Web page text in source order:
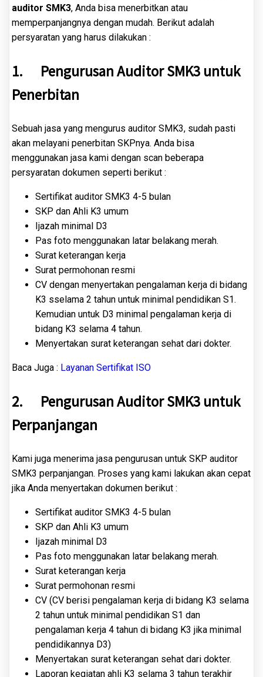
auditor SMK3, Anda bisa menerbitkan atau
memperpanjangnya dengan mudah. Berikut adalah
persyaratan yang harus dilakukan :
1. Pengurusan Auditor SMK3 untuk
Penerbitan
Sebuah jasa yang mengurus auditor SMK3, sudah pasti
akan melayani penerbitan SKPnya. Anda bisa
menggunakan jasa kami dengan scan beberapa
persyaratan dokumen seperti berikut :
Sertifikat auditor SMK3 4-5 bulan
SKP dan Ahli K3 umum
Ijazah minimal D3
Pas foto menggunakan latar belakang merah.
Surat keterangan kerja
Surat permohonan resmi
CV dengan menyertakan pengalaman kerja di bidang
K3 sselama 2 tahun untuk minimal pendidikan S1.
Kemudian untuk D3 minimal pengalaman kerja di
bidang K3 selama 4 tahun.
Menyertakan surat keterangan sehat dari dokter.
Baca Juga : Layanan Sertifikat ISO
2. Pengurusan Auditor SMK3 untuk
Perpanjangan
Kami juga menerima jasa pengurusan untuk SKP auditor
SMK3 perpanjangan. Proses yang kami lakukan akan cepat
jika Anda menyertakan dokumen berikut :
Sertifikat auditor SMK3 4-5 bulan
SKP dan Ahli K3 umum
Ijazah minimal D3
Pas foto menggunakan latar belakang merah.
Surat keterangan kerja
Surat permohonan resmi
CV (CV berisi pengalaman kerja di bidang K3 selama
2 tahun untuk minimal pendidikan S1 dan
pengalaman kerja 4 tahun di bidang K3 jika minimal
pendidikannya D3)
Menyertakan surat keterangan sehat dari dokter.
Laporan kegiatan ahli K3 selama 3 tahun terakhir